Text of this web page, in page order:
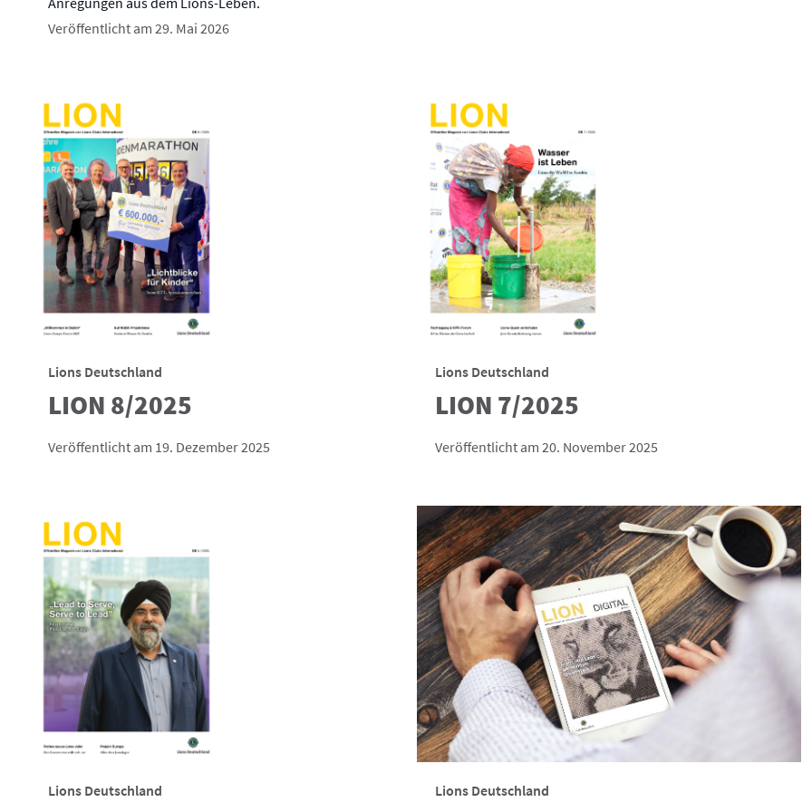
Veröffentlicht am 29. Mai 2026
Lions Deutschland
LION 8/2025
Veröffentlicht am 19. Dezember 2025
Lions Deutschland
LION 7/2025
Veröffentlicht am 20. November 2025
Lions Deutschland Lions Deutschland